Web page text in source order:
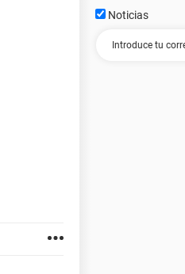
Noticias